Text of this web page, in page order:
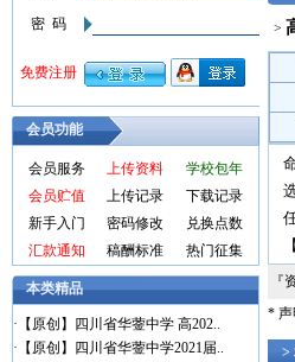
会员功能
会员服务 上传资料
学校包年
会员贮值
上传记录
下载记录
新手入门
密码修改
兑换点数
汇款通知
稿酬标准 热门征集
本类精品
· 【原创】四川省华蓥中学 高202..
· 【原创】四川省华蓥中学2021届..
>
『
* 声
>